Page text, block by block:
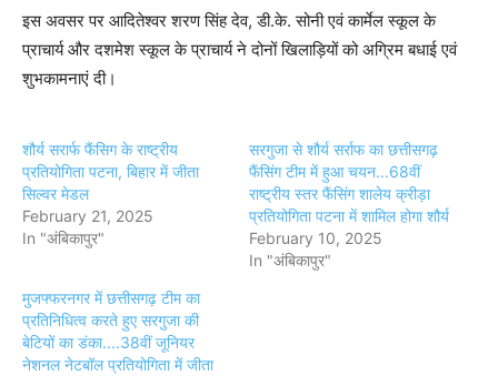
इस अवसर पर आदितेश्वर शरण सिंह देव, डी.के. सोनी एवं कार्मेल स्कूल के
प्राचार्य और दशमेश स्कूल के प्राचार्य ने दोनों खिलाड़ियों को अग्रिम बधाई एवं
शुभकामनाएं दी।
शौर्य सरार्फ फैंसिग के राष्ट्रीय
प्रतियोगिता पटना, बिहार में जीता
सिल्वर मेडल
February 21, 2025
In "अंबिकापुर"
सरगुजा से शौर्य सर्राफ का छत्तीसगढ़
फैंसिंग टीम में हुआ चयन...68वीं
राष्ट्रीय स्तर फैंसिंग शालेय क्रीड़ा
प्रतियोगिता पटना में शामिल होगा शौर्य
February 10, 2025
In "अंबिकापुर"
मुजफ्फरनगर में छत्तीसगढ़ टीम का
प्रतिनिधित्व करते हुए सरगुजा की
बेटियों का डंका....38वीं जूनियर
नेशनल नेटबॉल प्रतियोगिता में जीता